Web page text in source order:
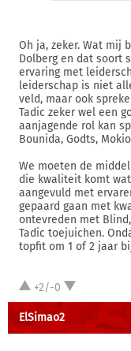
Oh ja, zeker. Wat mij
Dolberg en dat soort
ervaring met
leiderschap is niet
veld, maar ook
Tadic zeker wel een
aanjagende rol kan
Bounida, Godts,
We moeten de
die kwaliteit komt
aangevuld met
gepaard gaan met
ontevreden met
Tadic toejuichen.
topfit om 1 of 2 jaar
+2/-0
ElSimao2